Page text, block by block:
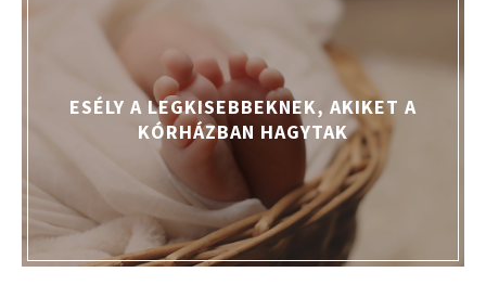
ESÉLY A LEGKISEBBEKNEK, AKIKET A
KÓRHÁZBAN HAGYTAK